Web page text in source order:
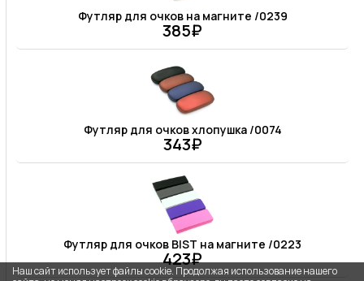
Футляр для очков на магните /0239
385₽
Футляр для очков хлопушка /0074
343₽
Футляр для очков BIST на магните /0223
423₽
Наш сайт использует файлы cookie. Продолжая использование нашего